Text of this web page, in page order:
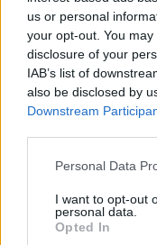
us or personal
your opt-out. You
disclosure of your
IAB’s list of
also be disclosed by
Downstream
Personal Data
I want to opt-out
personal data.
Opted In
Regolamento
formazione continua
esentati ai s
FonARCom
1.894 euro
2024-03-15
formazione
FonARCom
1.646 euro